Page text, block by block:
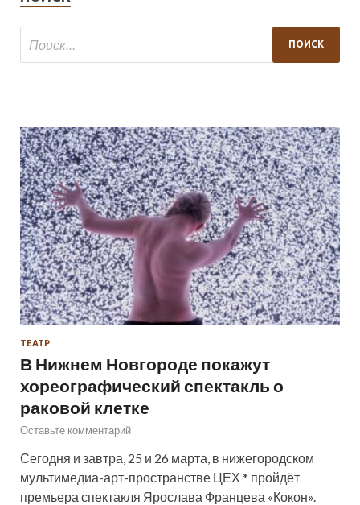
ТЕАТР
В Нижнем Новгороде покажут
хореографический спектакль о
раковой клетке
Оставьте комментарий
Сегодня и завтра, 25 и 26 марта, в нижегородском
мультимедиа-арт-пространстве ЦЕХ * пройдёт
премьера спектакля Ярослава Францева «Кокон».